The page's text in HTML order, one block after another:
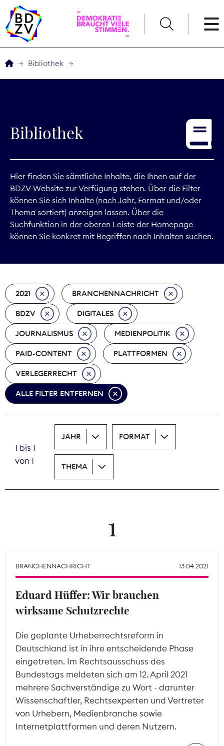
Service
Digitales
Kommunikation
Marktdaten
Nachhaltigkeit
Nachwuchs
Nova Award
Pressefreiheit
Print
Theodor-Wolff-Preis
Bibliothek
Bibliothek
Hier finden Sie sämtliche Inhalte, die Ihnen auf der
BDZV-Website zur Verfügung stehen. Über die Filter
können Sie sich Inhalte (nach Jahr, Format und/oder
Thema sortiert) anzeigen lassen. Über die
Suchfunktion in der oberen Leiste der Homepage
können Sie konkret mit Begriffen nach Inhalten suchen.
2021 BRANCHENNACHRICHT
BDZV DIGITALES
JOURNALISMUS MEDIENPOLITIK
PAID-CONTENT PLATTFORMEN
VERLEGERRECHT
ALLE FILTER ENTFERNEN
1 bis 1
von 1
JAHR FORMAT
THEMA
1
BRANCHENNACHRICHT 13.04.2021
Eduard Hüffer: Wir brauchen
wirksame Schutzrechte
Die geplante Urheberrechtsreform in
Deutschland ist in ihre entscheidende Phase
eingetreten. Im Rechtsausschuss des
Bundestags meldeten sich am 12. April 2021
mehrere Sachverständige zu Wort - darunter
Wissenschaftler, Rechtsexperten und Vertreter
von Urhebern, Medienbranche sowie
Internetplattformen und deren Nutzern.